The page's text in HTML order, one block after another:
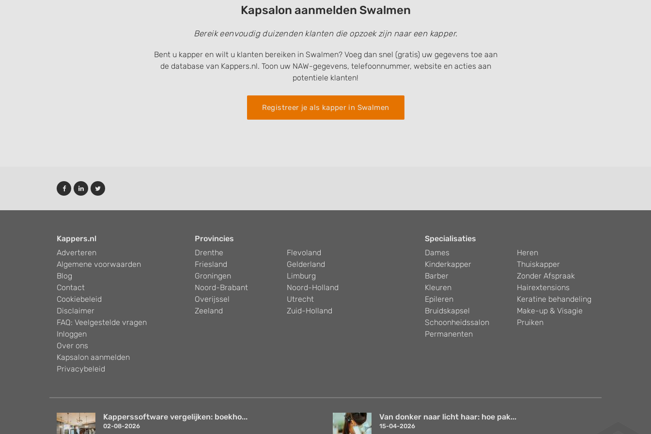
Kapsalon aanmelden Swalmen
Bereik eenvoudig duizenden klanten die opzoek zijn naar een kapper.
Bent u kapper en wilt u klanten bereiken in Swalmen? Voeg dan snel (gratis) uw gegevens toe aan
de database van Kappers.nl. Toon uw NAW-gegevens, telefoonnummer, website en acties aan
potentiele klanten!
Registreer je als kapper in Swalmen
Kappers.nl
Adverteren
Algemene voorwaarden
Blog
Contact
Cookiebeleid
Disclaimer
FAQ: Veelgestelde vragen
Inloggen
Over ons
Kapsalon aanmelden
Privacybeleid
Provincies
Drenthe
Flevoland
Friesland
Gelderland
Groningen
Limburg
Noord-Brabant
Noord-Holland
Overijssel
Utrecht
Zeeland
Zuid-Holland
Specialisaties
Dames
Heren
Kinderkapper
Thuiskapper
Barber
Zonder Afspraak
Kleuren
Hairextensions
Epileren
Keratine behandeling
Bruidskapsel
Make-up & Visagie
Schoonheidssalon
Pruiken
Permanenten
Kapperssoftware vergelijken: boekho...
02-08-2026
Van donker naar licht haar: hoe pak...
15-04-2026